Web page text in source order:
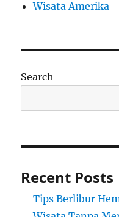
Wisata Amerika
Search
Recent Posts
Tips Berlibur